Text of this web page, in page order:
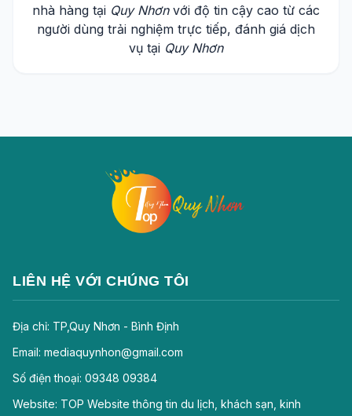
nhà hàng tại Quy Nhơnvới độ tin cậy cao từ các
người dùng trải nghiệm trực tiếp, đánh giá dịch
vụ tại Quy Nhơn
LIÊN HỆ VỚI CHÚNG TÔI
Địa chỉ: TP,Quy Nhơn - Bình Định
Email: mediaquynhon@gmail.com
Số điện thoại: 09348 09384
Website: TOP Website thông tin du lịch, khách sạn, kinh